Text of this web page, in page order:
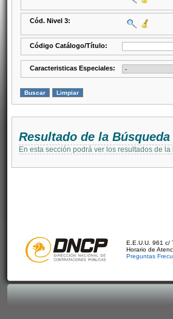
Cód. Nivel 3:
Código Catálogo/Título:
Caracteristicas Especiales:
Resultado de la Búsqueda
En esta sección podrá ver los resultados de
E.E.U.U. 961 c/
Horario de
Preguntas